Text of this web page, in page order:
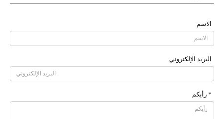
الاسم
البرید الإلکتروني
* رأیکم